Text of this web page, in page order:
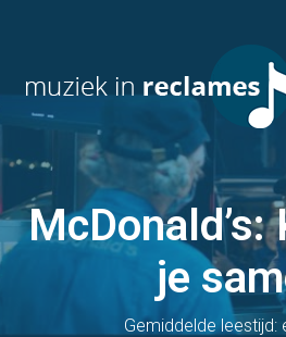
McDonald’s:
je
Gemiddelde leestijd: